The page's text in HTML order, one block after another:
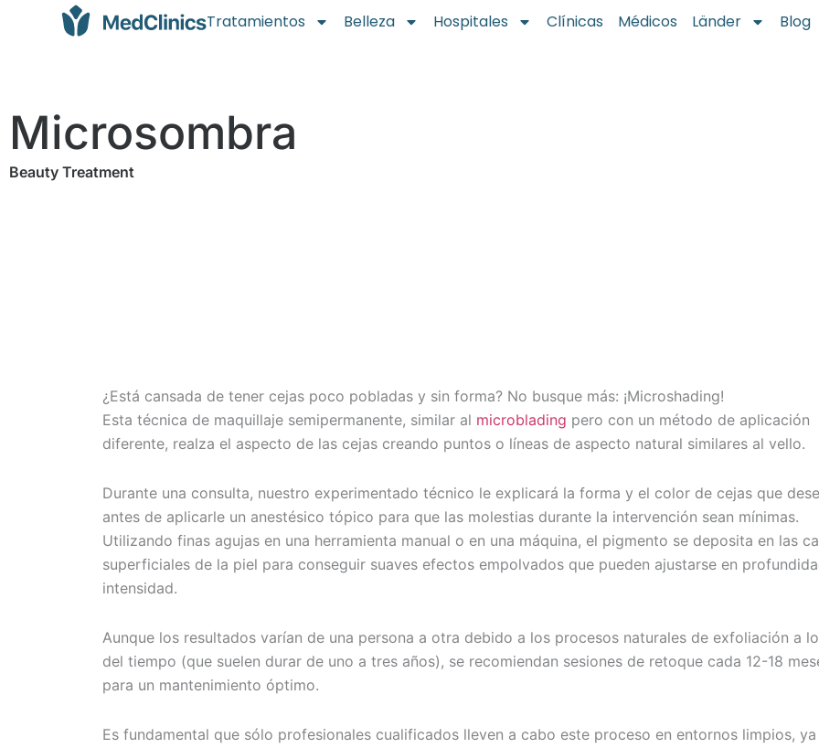
Tratamientos Belleza Hospitales Clínicas Médicos Länder Blog
Microsombra
Beauty Treatment
¿Está cansada de tener cejas poco pobladas y sin forma? No busque más: ¡Microshading!
Esta técnica de maquillaje semipermanente, similar al microblading pero con un método de aplicación
diferente, realza el aspecto de las cejas creando puntos o líneas de aspecto natural similares al vello.
Durante una consulta, nuestro experimentado técnico le explicará la forma y el color de cejas que
antes de aplicarle un anestésico tópico para que las molestias durante la intervención sean mínimas.
Utilizando finas agujas en una herramienta manual o en una máquina, el pigmento se deposita en las
superficiales de la piel para conseguir suaves efectos empolvados que pueden ajustarse en
intensidad.
Aunque los resultados varían de una persona a otra debido a los procesos naturales de exfoliación a
del tiempo (que suelen durar de uno a tres años), se recomiendan sesiones de retoque cada 12-18
para un mantenimiento óptimo.
Es fundamental que sólo profesionales cualificados lleven a cabo este proceso en entornos limpios,